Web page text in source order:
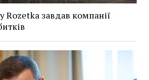
Rozetka завдав компанії